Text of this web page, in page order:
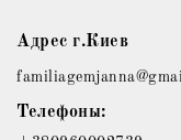
Адрес г.Киев
Телефоны: